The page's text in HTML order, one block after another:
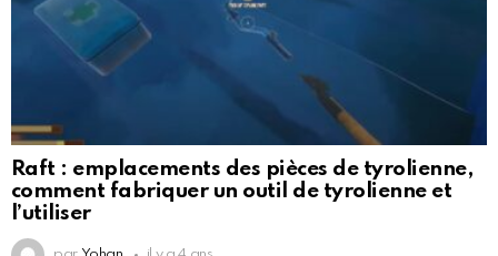
Raft : emplacements des pièces de tyrolienne,
comment fabriquer un outil de tyrolienne et
l’utiliser